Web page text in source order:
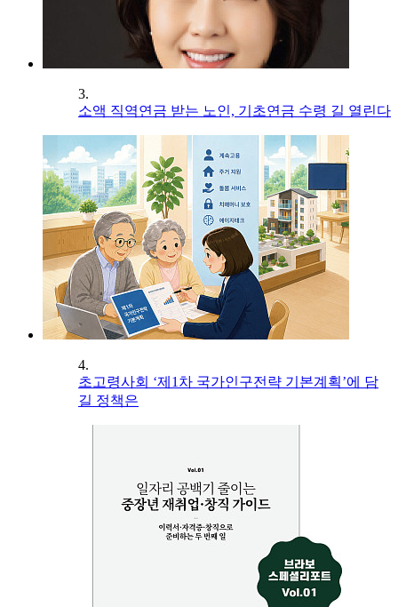
3.
소액 직역연금 받는 노인, 기초연금 수령 길 열린다
4.
초고령사회 ‘제1차 국가인구전략 기본계획’에 담
길 정책은